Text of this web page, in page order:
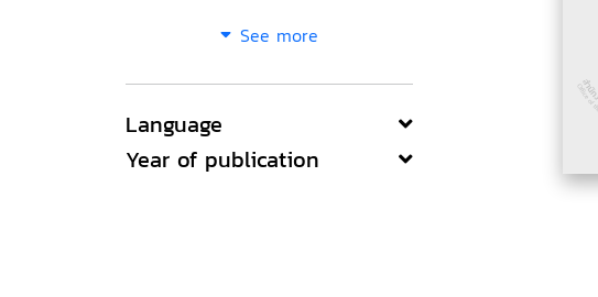
See more
Language
Year of publication